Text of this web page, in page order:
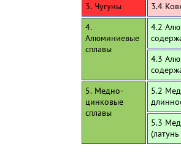
3. Чугуны
3.4
4.
Алюминиевые
сплавы
4.2
4.3
5. Медно-
цинковые
сплавы
5.2
5.3